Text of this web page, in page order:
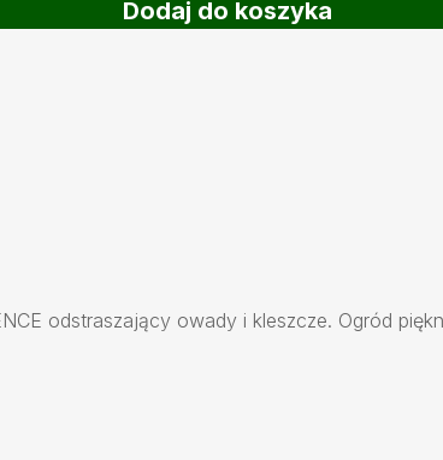
Dodaj do koszyka
odstraszający owady i kleszcze. Ogród